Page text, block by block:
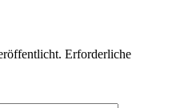
Erforderliche